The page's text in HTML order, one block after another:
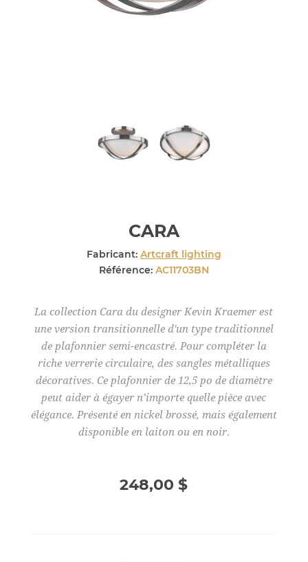
CARA
Fabricant: Artcraft lighting
Référence: AC11703BN
La collection Cara du designer Kevin Kraemer est
une version transitionnelle d'un type traditionnel
de plafonnier semi-encastré. Pour compléter la
riche verrerie circulaire, des sangles métalliques
décoratives. Ce plafonnier de 12,5 po de diamètre
peut aider à égayer n’importe quelle pièce avec
élégance. Présenté en nickel brossé, mais également
disponible en laiton ou en noir.
248,00 $